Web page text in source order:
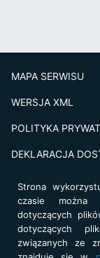
MAPA SERWISU
WERSJA XML
POLITYKA
DEKLARACJA
Projekt i realizacja:
Strona
czasie można
dotyczących
dotyczących
związanych ze